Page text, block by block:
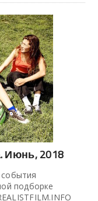
Июнь, 2018
подборке